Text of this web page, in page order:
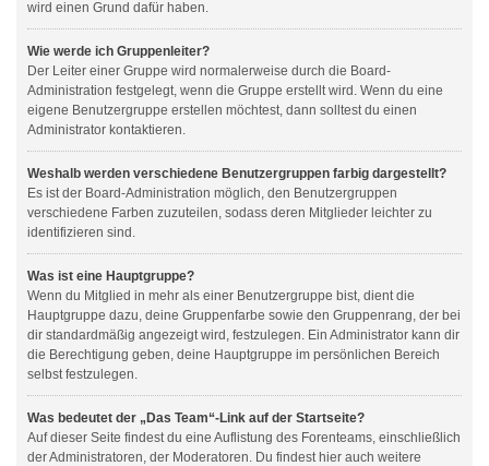
wird einen Grund dafür haben.
Wie werde ich Gruppenleiter?
Der Leiter einer Gruppe wird normalerweise durch die Board-
Administration festgelegt, wenn die Gruppe erstellt wird. Wenn du eine
eigene Benutzergruppe erstellen möchtest, dann solltest du einen
Administrator kontaktieren.
Weshalb werden verschiedene Benutzergruppen farbig dargestellt?
Es ist der Board-Administration möglich, den Benutzergruppen
verschiedene Farben zuzuteilen, sodass deren Mitglieder leichter zu
identifizieren sind.
Was ist eine Hauptgruppe?
Wenn du Mitglied in mehr als einer Benutzergruppe bist, dient die
Hauptgruppe dazu, deine Gruppenfarbe sowie den Gruppenrang, der bei
dir standardmäßig angezeigt wird, festzulegen. Ein Administrator kann dir
die Berechtigung geben, deine Hauptgruppe im persönlichen Bereich
selbst festzulegen.
Was bedeutet der „Das Team“-Link auf der Startseite?
Auf dieser Seite findest du eine Auflistung des Forenteams, einschließlich
der Administratoren, der Moderatoren. Du findest hier auch weitere